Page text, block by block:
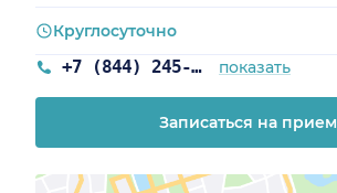
+7 (844) 245-98-54 показать
Круглосуточно
Записаться на прием